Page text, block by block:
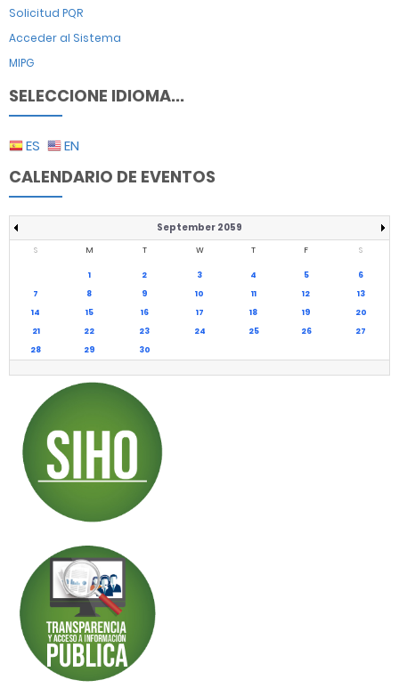
Solicitud PQR
Acceder al Sistema
MIPG
SELECCIONE IDIOMA...
ES EN
CALENDARIO DE EVENTOS
September 2059
S M T W T F S
1 2 3 4 5
6
7
8 9 10 11 12
13
14
15 16 17 18 19
20
21
22 23 24 25 26
27
28
29 30